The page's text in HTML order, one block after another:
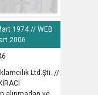
1974 // WEB
2006
Ltd.Şti. //